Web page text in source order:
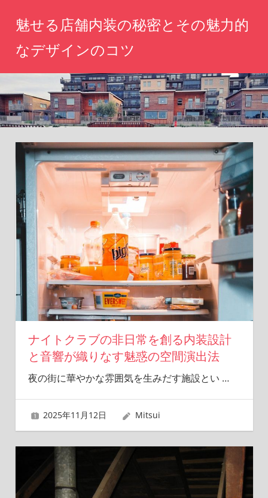
ツ
へ
ス
キ
魅せる店舗内装の秘密とその魅力的
なデザインのコツ
惹
き
つ
る
空
間
づ
く
り、
あ
な
の
夢
を
形
す！
ナイトクラブの非日常を創る内装設計
と音響が織りなす魅惑の空間演出法
夜の街に華やかな雰囲気を生みだす施設とい …
2025年11月12日 Mitsui